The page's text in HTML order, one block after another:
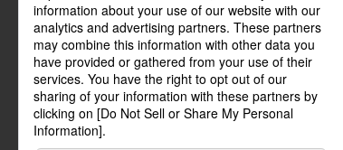
青年・一般
グラビア・写真
モーター誌
SPECIAL
Sublicense
海外ライセンシー
公式SNSアカウ
ント
作家一覧
Keyword list